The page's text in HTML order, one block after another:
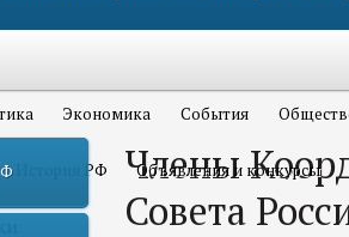
Экономика События
История РФ Объявления и конкурсы
Члены
Совета